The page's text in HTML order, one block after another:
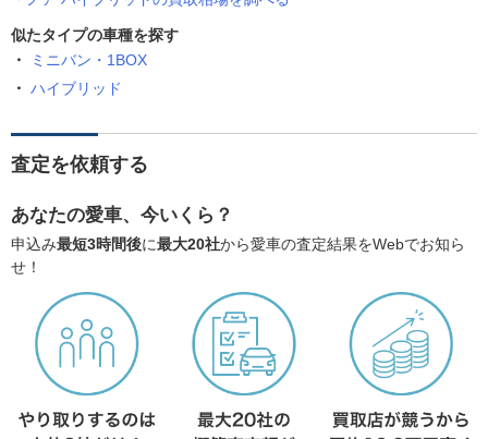
似たタイプの車種を探す
ミニバン・1BOX
ハイブリッド
査定を依頼する
あなたの愛車、今いくら？
申込み最短3時間後に最大20社から愛車の査定結果をWebでお知ら
せ！